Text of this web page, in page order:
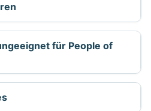
für People of